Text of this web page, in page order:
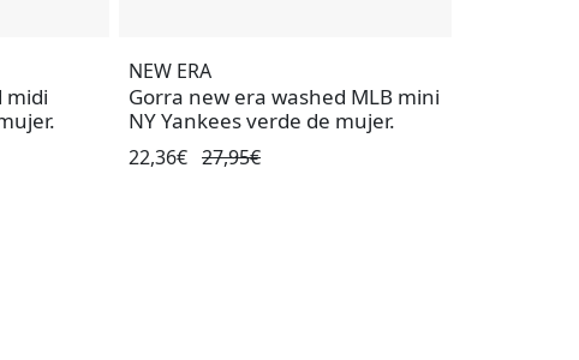
midi
NEW ERA
Gorra new era washed MLB mini
NY Yankees verde de mujer.
22,36€ 27,95€